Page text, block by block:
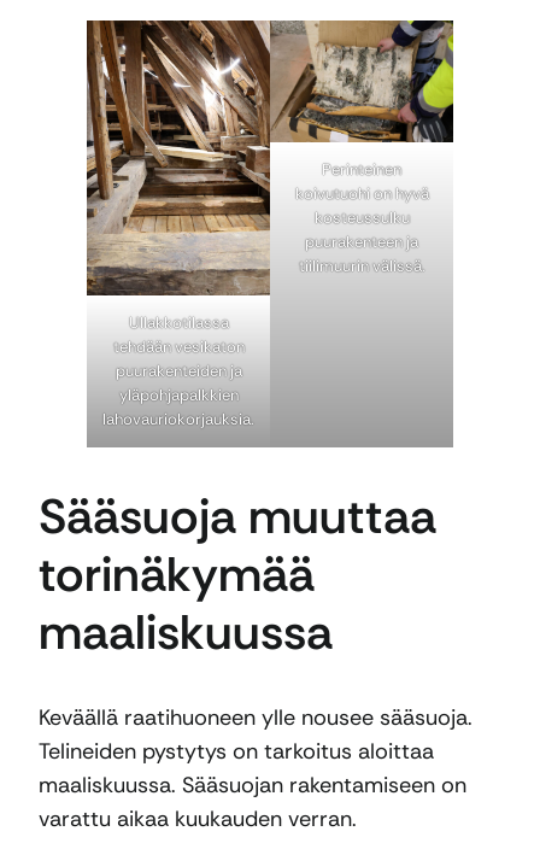
Ullakkotilassa
tehdään vesikaton
puurakenteiden ja
yläpohjapalkkien
lahovauriokorjauksia.
Perinteinen
koivutuohi on hyvä
kosteussulku
puurakenteen ja
tiilimuurin välissä.
Sääsuoja muuttaa
torinäkymää
maaliskuussa
Keväällä raatihuoneen ylle nousee sääsuoja.
Telineiden pystytys on tarkoitus aloittaa
maaliskuussa. Sääsuojan rakentamiseen on
varattu aikaa kuukauden verran.